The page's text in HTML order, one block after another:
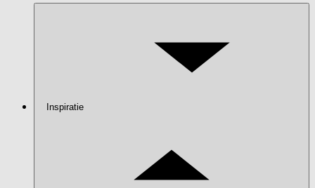
Inspiratie